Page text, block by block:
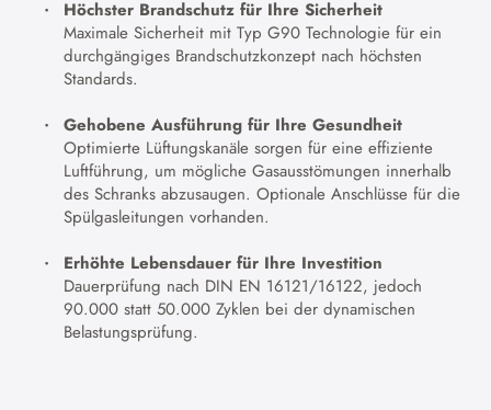
Höchster Brandschutz für Ihre Sicherheit
Maximale Sicherheit mit Typ G90 Technologie für ein
durchgängiges Brandschutzkonzept nach höchsten
Standards.
Gehobene Ausführung für Ihre Gesundheit
Optimierte Lüftungskanäle sorgen für eine effiziente
Luftführung, um mögliche Gasausstömungen innerhalb
des Schranks abzusaugen. Optionale Anschlüsse für die
Spülgasleitungen vorhanden.
Erhöhte Lebensdauer für Ihre Investition
Dauerprüfung nach DIN EN 16121/16122, jedoch
90.000 statt 50.000 Zyklen bei der dynamischen
Belastungsprüfung.